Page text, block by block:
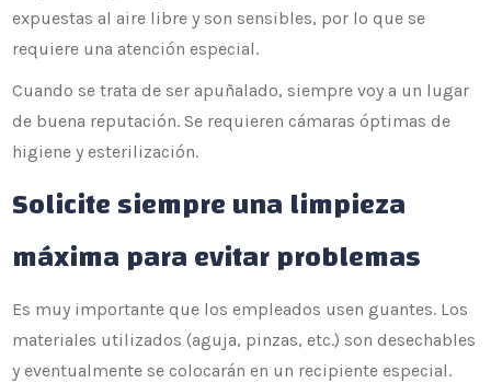
expuestas al aire libre y son sensibles, por lo que se
requiere una atención especial.
Cuando se trata de ser apuñalado, siempre voy a un lugar
de buena reputación. Se requieren cámaras óptimas de
higiene y esterilización.
Solicite siempre una limpieza
máxima para evitar problemas
Es muy importante que los empleados usen guantes. Los
materiales utilizados (aguja, pinzas, etc.) son desechables
y eventualmente se colocarán en un recipiente especial.